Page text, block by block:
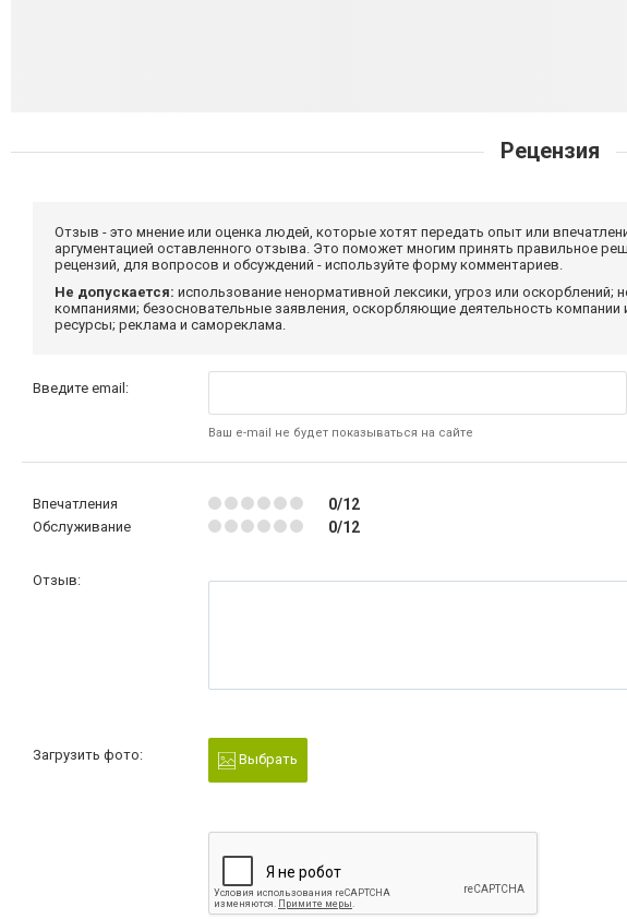
Рецензия
Отзыв - это мнение или оценка людей, которые хотят передать опыт или
аргументацией оставленного отзыва. Это поможет многим принять правильное
рецензий, для вопросов и обсуждений - используйте форму комментариев.
Не допускается: использование ненормативной лексики, угроз или
компаниями; безосновательные заявления, оскорбляющие деятельность компании
ресурсы; реклама и самореклама.
Введите email:
Ваш e-mail не будет показываться на сайте
Впечатления 0/12
Обслуживание 0/12
Отзыв:
Загрузить фото: Выбрать